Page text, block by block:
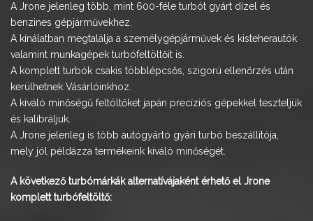
A Jrone jelenleg több, mint 600-féle turbót gyárt dízel és
benzines gépjárművekhez.
A kínálatban megtalálja a személygépjárművek és kisteherautók
valamint munkagépek turbófeltöltőit is.
A komplett turbók csakis többlépcsős, szigorú ellenőrzés után
kerülhetnek Vásárlóinkhoz.
A kiváló minőségű feltöltőket japán precíziós gépekkel teszteljük
és kalibráljuk.
A Jrone jelenleg is több autógyártó gyári turbó beszállítója,
mely jól példázza termékeink kiváló minőségét.
A következő turbómárkák alternatívájaként érhető el Jrone
komplett turbófeltöltő: